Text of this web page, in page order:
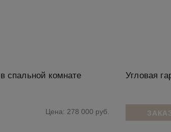
спальной комнате
Цена: 278 000 руб.
Угловая